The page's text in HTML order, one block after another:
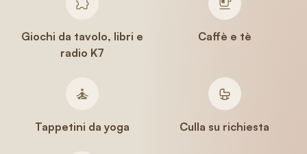
Giochi da tavolo, libri e
radio K7
Caffè e tè
Tappetini da yoga Culla su richiesta